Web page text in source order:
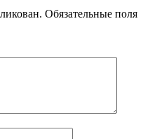
Обязательные поля